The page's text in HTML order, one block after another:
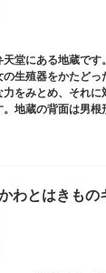
堂にある地蔵です
生殖器をかたど
をみとめ、それ
地蔵の背面は男
わとはきもの